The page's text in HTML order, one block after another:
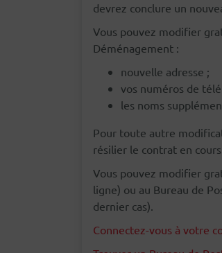
devrez conclure un
Vous pouvez modifier
Déménagement :
nouvelle adresse ;
vos numéros de
les noms
Pour toute autre
résilier le contrat en
Vous pouvez modifier
ligne) ou au Bureau de
dernier cas).
Connectez-vous à votre